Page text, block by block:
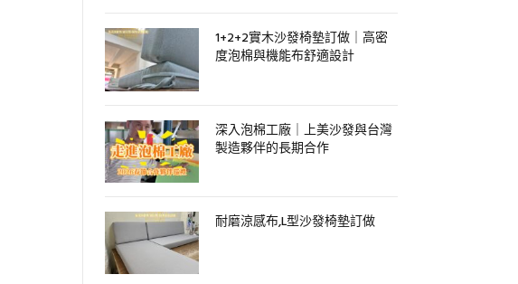
1+2+2實木沙發椅墊訂做｜高密
度泡棉與機能布舒適設計
深入泡棉工廠｜上美沙發與台灣
製造夥伴的長期合作
耐磨涼感布,L型沙發椅墊訂做